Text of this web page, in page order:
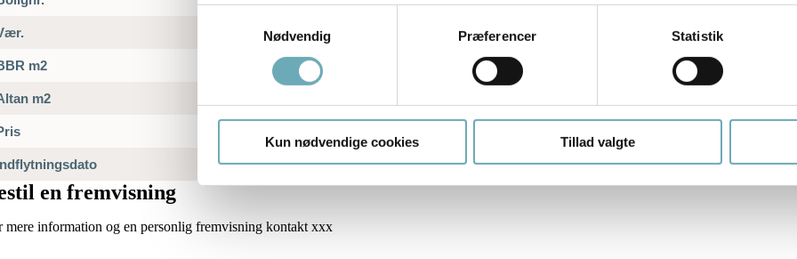
Nødvendig
Præferencer Statistik
Kun nødvendige cookies Tillad valgte
m2
m2
en fremvisning
mere information og en personlig fremvisning kontakt xxx